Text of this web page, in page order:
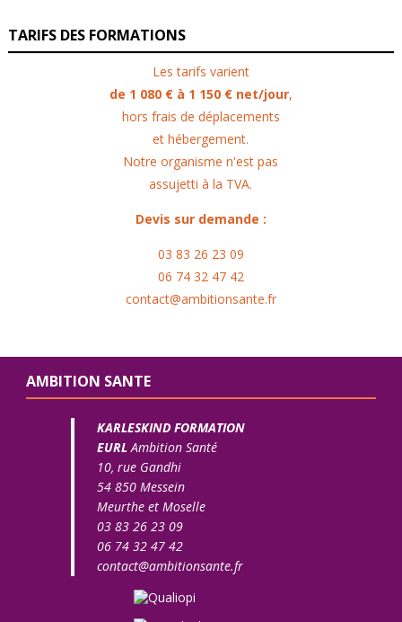
TARIFS DES FORMATIONS
Les tarifs varient
de 1 080 € à 1 150 € net/jour,
hors frais de déplacements
et hébergement.
Notre organisme n'est pas
assujetti à la TVA.
Devis sur demande :
03 83 26 23 09
06 74 32 47 42
contact@ambitionsante.fr
AMBITION SANTE
KARLESKIND FORMATION
EURLAmbition Santé
10, rue Gandhi
54 850 Messein
Meurthe et Moselle
03 83 26 23 09
06 74 32 47 42
contact@ambitionsante.fr